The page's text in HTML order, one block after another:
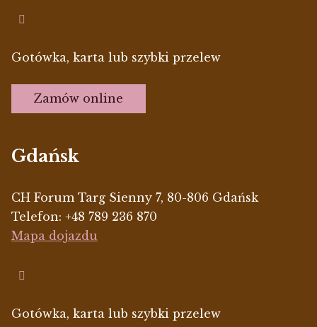
Gotówka, karta lub szybki przelew
Zamów online
Gdańsk
CH Forum Targ Sienny 7, 80-806 Gdańsk
Telefon: +48 789 236 870
Mapa dojazdu
Gotówka, karta lub szybki przelew